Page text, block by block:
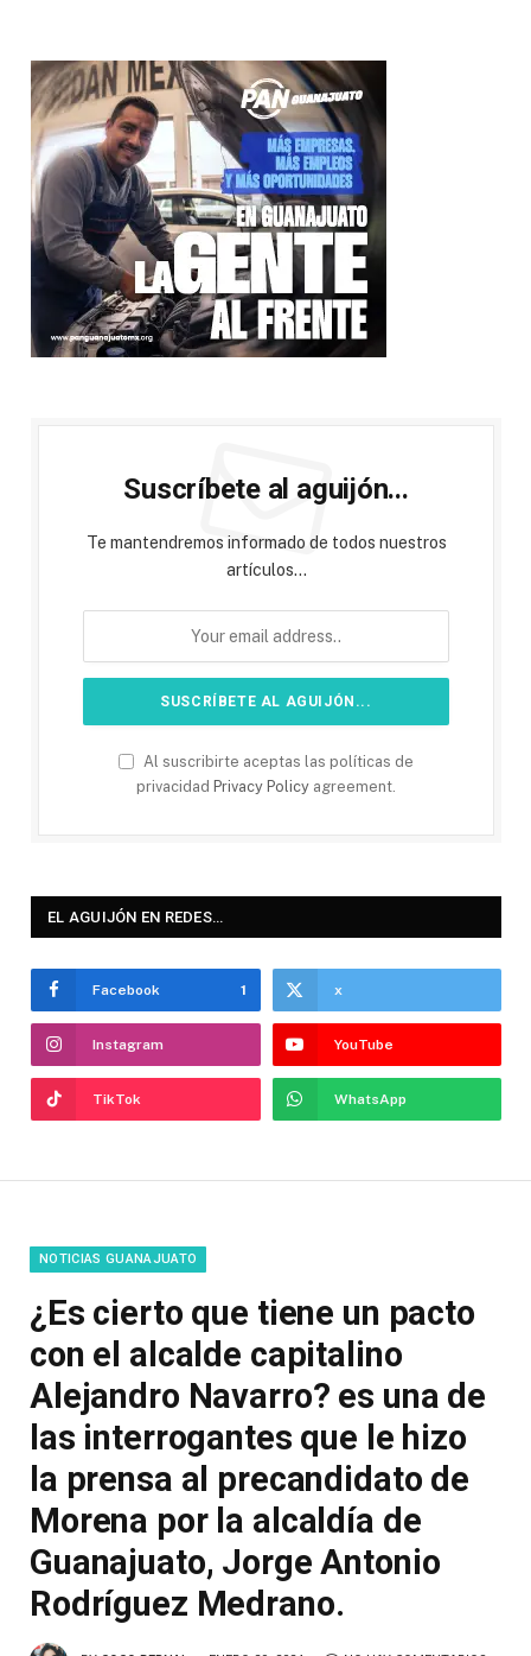
Suscríbete al aguijón...
Te mantendremos informado de todos nuestros
artículos...
Al suscribirte aceptas las políticas de
privacidad Privacy Policy agreement.
EL AGUIJÓN EN REDES…
Facebook 1 x
Instagram YouTube
TikTok WhatsApp
NOTICIAS GUANAJUATO
¿Es cierto que tiene un pacto
con el alcalde capitalino
Alejandro Navarro? es una de
las interrogantes que le hizo
la prensa al precandidato de
Morena por la alcaldía de
Guanajuato, Jorge Antonio
Rodríguez Medrano.